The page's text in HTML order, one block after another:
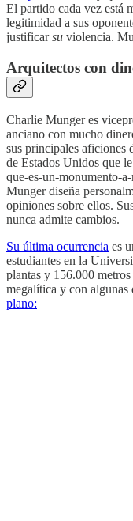
El partido cada vez está
legitimidad a sus
justificarsu violencia.
Arquitectos con
Charlie Munger es
anciano con mucho
sus principales aficiones
de Estados Unidos que
que-es-un-monumento-
Munger diseña
opiniones sobre ellos.
nunca admite cambios.
Su última ocurrencia es
estudiantes en la
plantas y 156.000
megalítica y con algunas
plano: